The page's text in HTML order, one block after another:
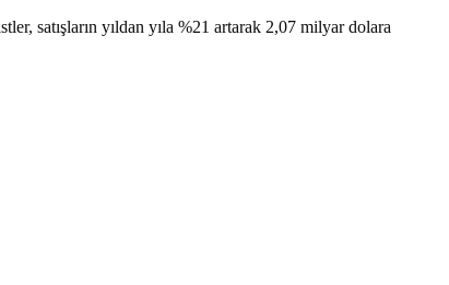
satışların yıldan yıla %21 artarak 2,07 milyar dolara